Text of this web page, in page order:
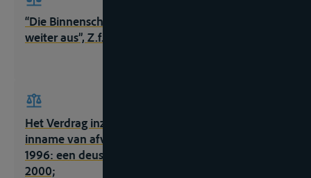
“Die Binnenschiffahrt baut Umweltvorsprung
weiter aus”, Z.f.B., 1996, nr. 10/1, 8;
Het Verdrag inzake de verzameling, afgifte en
inname van afval in de Rijn- en Binnenvaart in
1996: een deus ex machina, Antwerpen, paper,
2000;